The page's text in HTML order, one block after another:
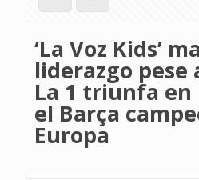
‘La Voz Kids’
liderazgo pese
La 1 triunfa
el Barça
Europa